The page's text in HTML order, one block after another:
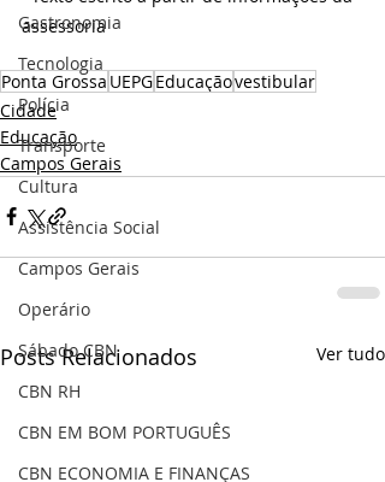
Gastronomia
Tecnologia
Polícia
Transporte
Cultura
Assistência Social
Campos Gerais
Operário
Sábado CBN
CBN RH
CBN EM BOM PORTUGUÊS
CBN ECONOMIA E FINANÇAS
assessoria
Ponta Grossa UEPGEducaçãovestibular
Cidade
Educação
Campos Gerais
Posts Relacionados Ver tudo